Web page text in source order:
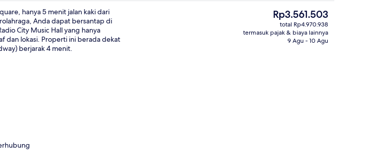
Bar (di properti) Restoran
hanya 5 menit jalan kaki dari
Anda dapat bersantap di
City Music Hall yang hanya
dan lokasi. Properti ini berada dekat
berjarak 4 menit.
Harga
saat
ini
Rp3.561.503
Rp3.561.503
total Rp4.970.938
termasuk pajak & biaya lainnya
9 Agu - 10 Agu